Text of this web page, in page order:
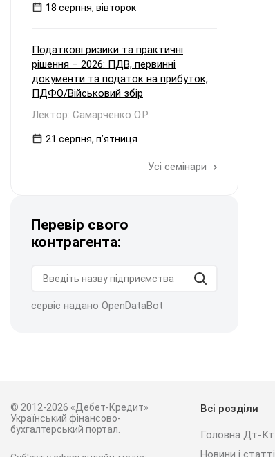
18 серпня, вівторок
Податкові ризики та практичні
рішення – 2026: ПДВ, первинні
документи та податок на прибуток,
ПДФО/Військовий збір
Лектор: Самарченко О.Р.
21 серпня, пʼятниця
Усі семінари
Перевір свого
контрагента:
сервіс надано OpenDataBot
© 2012-2026 «Дебет-Кредит»
Український фінансово-
бухгалтерський портал.
Всі розділи
Головна Дт-Кт
Новини і статті